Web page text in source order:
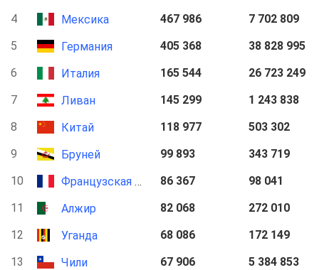
4
Мексика 467 986
7 702 809
5
Германия 405 368
38 828 995
6
Италия 165 544
26 723 249
7
Ливан 145 299
1 243 838
8
Китай 118 977
503 302
9
Бруней 99 893
343 719
10
Французская Гвиана 86 367
98 041
11
Алжир 82 068
272 010
12
Уганда 68 086
172 149
13
Чили 67 906
5 384 853